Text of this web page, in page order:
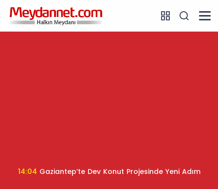
14:04 Gaziantep’te Dev Konut Projesinde Yeni Adım